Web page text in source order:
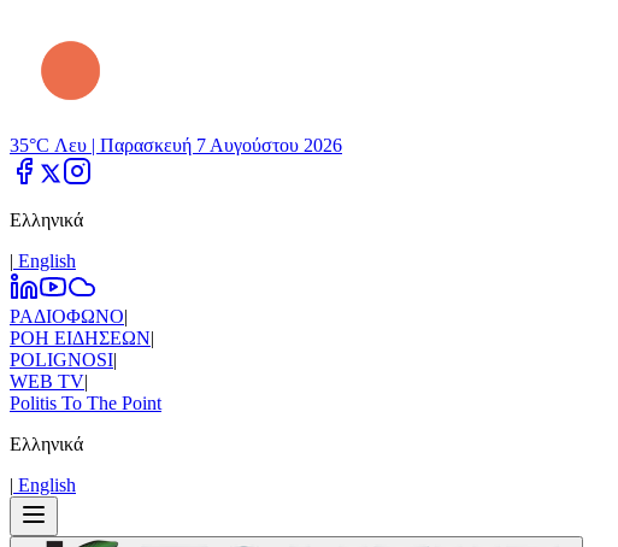
35°C Λευ | Παρασκευή 7 Αυγούστου 2026
Ελληνικά
| Εnglish
ΡΑΔΙΟΦΩΝΟ|
ΡΟΗ ΕΙΔΗΣΕΩΝ|
POLIGNOSI|
WEB TV|
Politis To The Point
Ελληνικά
| Εnglish